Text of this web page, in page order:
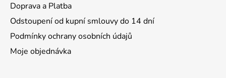
Doprava a Platba
Odstoupení od kupní smlouvy do 14 dní
Podmínky ochrany osobních údajů
Moje objednávka